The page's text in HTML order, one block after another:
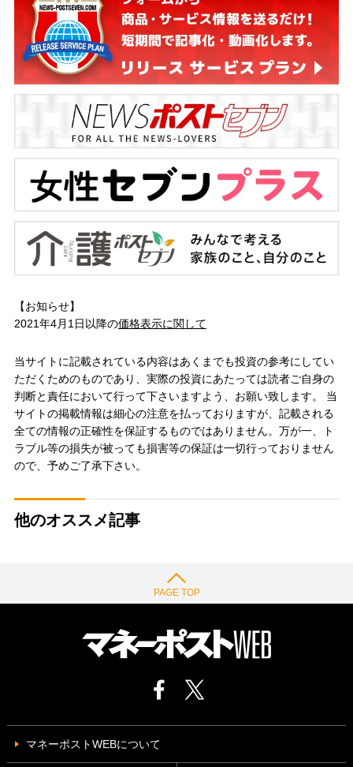
【お知らせ】
2021年4月1日以降の価格表示に関して
当サイトに記載されている内容はあくまでも投資の参考にしてい
ただくためのものであり、実際の投資にあたっては読者ご自身の
判断と責任において行って下さいますよう、お願い致します。 当
サイトの掲載情報は細心の注意を払っておりますが、記載される
全ての情報の正確性を保証するものではありません。万が一、ト
ラブル等の損失が被っても損害等の保証は一切行っておりません
ので、予めご了承下さい。
他のオススメ記事
PAGE TOP
マネーポストWEBについて